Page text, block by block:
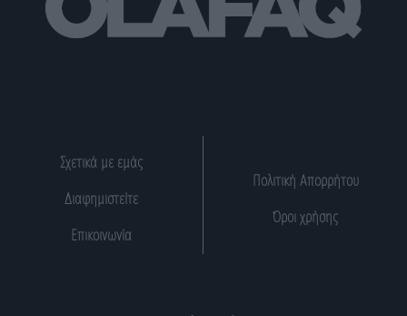
Σχετικά με εμάς
Διαφημιστείτε
Επικοινωνία
Πολιτική Απορρήτου
Όροι χρήσης